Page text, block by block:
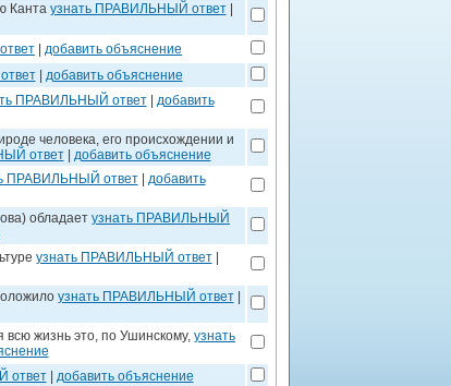
Канта узнать ПРАВИЛЬНЫЙ ответ|
добавить объяснение
| добавить объяснение
ПРАВИЛЬНЫЙ ответ| добавить
человека, его происхождении и
ответ| добавить объяснение
ПРАВИЛЬНЫЙ ответ| добавить
обладает узнать ПРАВИЛЬНЫЙ
узнать ПРАВИЛЬНЫЙ ответ|
узнать ПРАВИЛЬНЫЙ ответ|
всю жизнь это, по Ушинскому, узнать
ответ| добавить объяснение